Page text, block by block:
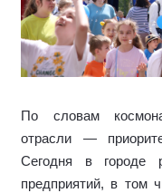
По словам
отрасли —
Сегодня в городе
предприятий, в том